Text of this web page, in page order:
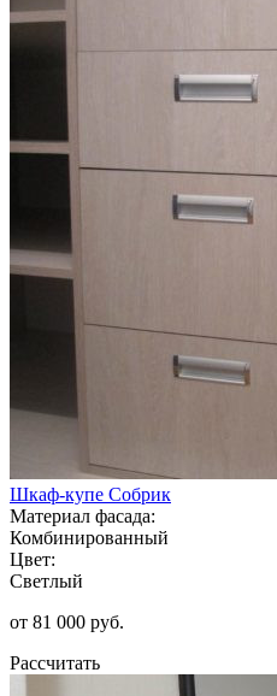
Шкаф-купе Собрик
Материал фасада:
Комбинированный
Цвет:
Светлый
от 81 000 руб.
Рассчитать